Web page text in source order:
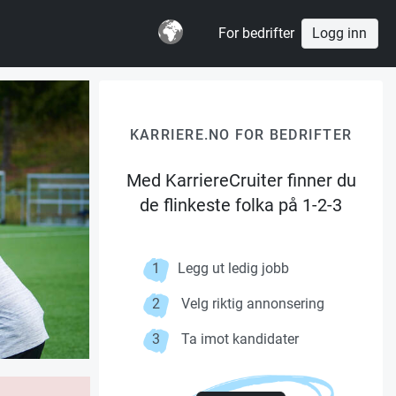
For bedrifter Logg inn
KARRIERE.NO FOR BEDRIFTER
Med KarriereCruiter finner du
de flinkeste folka på 1-2-3
1 Legg ut ledig jobb
2 Velg riktig annonsering
3 Ta imot kandidater